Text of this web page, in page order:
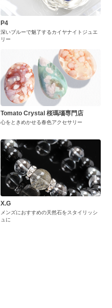
P4
深いブルーで魅了するカイヤナイトジュエ
リー
Tomato Crystal 桜瑪瑙専門店
心をときめかせる春色アクセサリー
X.G
メンズにおすすめの天然石をスタイリッシ
ュに